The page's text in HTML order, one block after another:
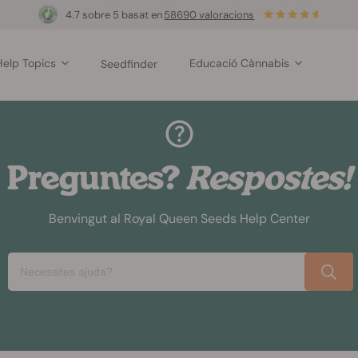
4.7 sobre 5 basat en58690 valoracions
Topics Seedfinder Educació Cànnabis
Preguntes? Respostes!
Benvingut al Royal Queen Seeds Help Center